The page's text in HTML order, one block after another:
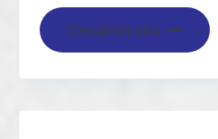
Devamını oku